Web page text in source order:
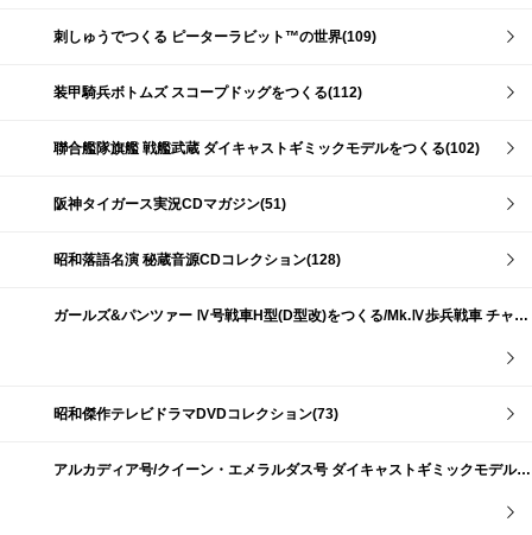
刺しゅうでつくる ピーターラビット™の世界(109)
装甲騎兵ボトムズ スコープドッグをつくる(112)
聯合艦隊旗艦 戦艦武蔵 ダイキャストギミックモデルをつくる(102)
阪神タイガース実況CDマガジン(51)
昭和落語名演 秘蔵音源CDコレクション(128)
ガールズ&パンツァー Ⅳ号戦車H型(D型改)をつくる/Mk.Ⅳ歩兵戦車 チャーチルMk.Ⅶをつくる(191)
昭和傑作テレビドラマDVDコレクション(73)
アルカディア号/クイーン・エメラルダス号 ダイキャストギミックモデルをつくる(159)